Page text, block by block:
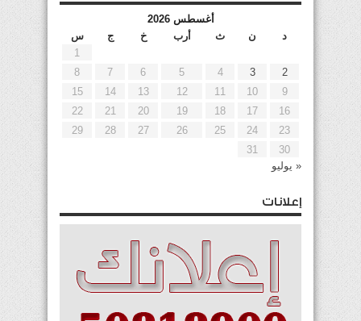
أغسطس 2026
د
ن ث أرب خ ج
س
1
2
3
4
5
6
7
8
9
10
11
12
13
14
15
16
17
18
19
20
21
22
23
24
25
26
27
28
29
30
31
« يوليو
إعلانات